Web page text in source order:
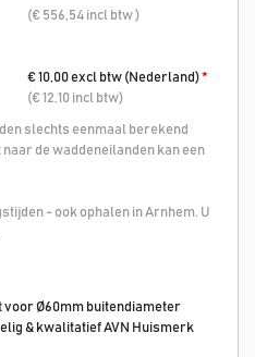
(€ 556,54 incl btw )
€ 10,00 excl btw (Nederland)*
(€ 12,10 incl btw)
slechts eenmaal berekend
de waddeneilanden kan een
- ook ophalen in Arnhem. U
Ø60mm buitendiameter
& kwalitatief AVN Huismerk